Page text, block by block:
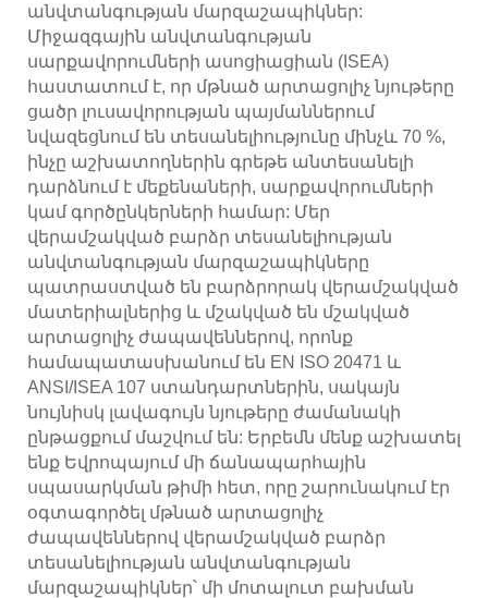
անվտանգության մարզաշապիկներ:
Միջազգային անվտանգության
սարքավորումների ասոցիացիան (ISEA)
հաստատում է, որ մթնած արտացոլիչ նյութերը
ցածր լուսավորության պայմաններում
նվազեցնում են տեսանելիությունը մինչև 70 %,
ինչը աշխատողներին գրեթե անտեսանելի
դարձնում է մեքենաների, սարքավորումների
կամ գործընկերների համար: Մեր
վերամշակված բարձր տեսանելիության
անվտանգության մարզաշապիկները
պատրաստված են բարձրորակ վերամշակված
մատերիալներից և մշակված են մշակված
արտացոլիչ ժապավեններով, որոնք
համապատասխանում են EN ISO 20471 և
ANSI/ISEA 107 ստանդարտներին, սակայն
նույնիսկ լավագույն նյութերը ժամանակի
ընթացքում մաշվում են: Երբեմն մենք աշխատել
ենք Եվրոպայում մի ճանապարհային
սպասարկման թիմի հետ, որը շարունակում էր
օգտագործել մթնած արտացոլիչ
ժապավեններով վերամշակված բարձր
տեսանելիության անվտանգության
մարզաշապիկներ՝ մի մոտալուտ բախման